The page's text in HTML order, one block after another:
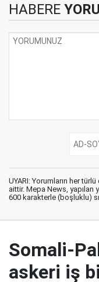
HABERE
UYARI: Yorumların her
aittir. Mepa News,
600 karakterle (boşluklu)
Somali-
askeri iş